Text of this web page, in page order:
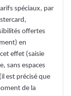
spéciaux, par
offertes
en
effet (saisie
sans espaces
est précisé que
de la